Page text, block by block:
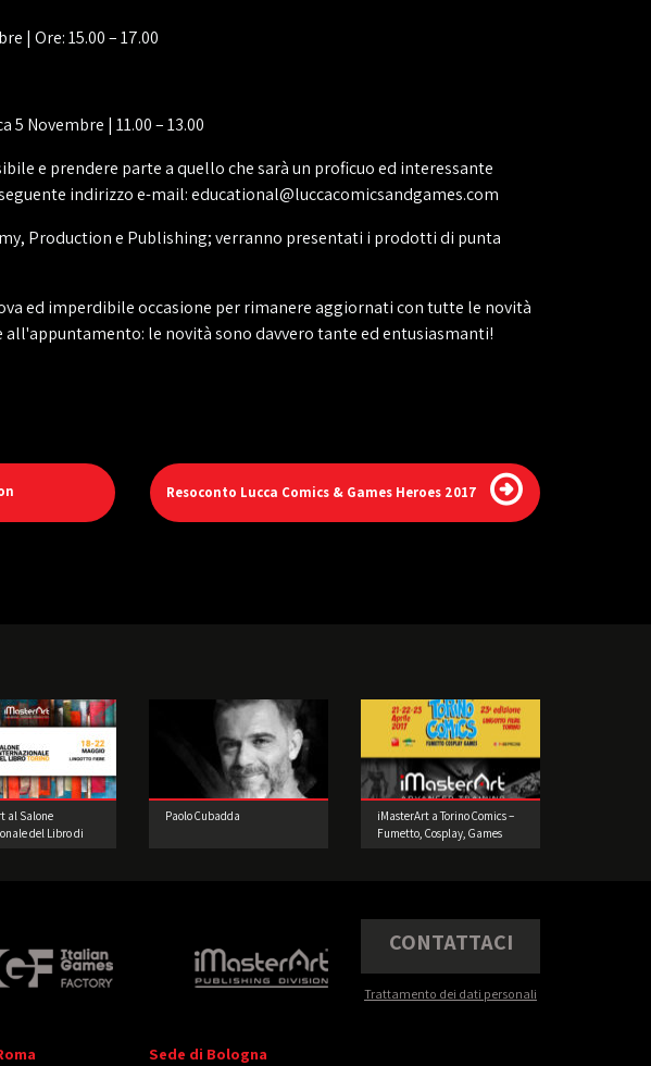
| Ore: 15.00 – 17.00
Novembre | 11.00 – 13.00
e prendere parte a quello che sarà un proficuo ed interessante
indirizzo e-mail: educational@luccacomicsandgames.com
Production e Publishing; verranno presentati i prodotti di punta
ed imperdibile occasione per rimanere aggiornati con tutte le novità
all'appuntamento: le novità sono davvero tante ed entusiasmanti!
Resoconto Lucca Comics & Games Heroes 2017
al Salone
del Libro di
Paolo Cubadda
iMasterArt a Torino Comics –
Fumetto, Cosplay, Games
CONTATTACI
Trattamento dei dati personali
Sede di Bologna